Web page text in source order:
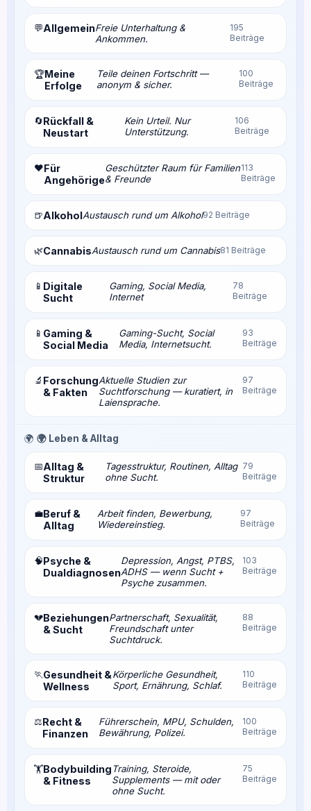
💬AllgemeinFreie Unterhaltung &
Ankommen.
195
Beiträge
🏆Meine
Erfolge
Teile deinen Fortschritt —
anonym & sicher.
100
Beiträge
🔄Rückfall &
Neustart
Kein Urteil. Nur
Unterstützung.
106
Beiträge
❤️Für
Angehörige
Geschützter Raum für Familien
& Freunde
113
Beiträge
🍺AlkoholAustausch rund um Alkohol92 Beiträge
🌿CannabisAustausch rund um Cannabis81 Beiträge
📱 Digitale
Sucht
Gaming, Social Media,
Internet
78
Beiträge
📱 Gaming &
Social Media
Gaming-Sucht, Social
Media, Internetsucht.
93
Beiträge
🔬 Forschung
& Fakten
Aktuelle Studien zur
Suchtforschung — kuratiert, in
Laiensprache.
97
Beiträge
🌍 🌍 Leben & Alltag
📅Alltag &
Struktur
Tagesstruktur, Routinen, Alltag
ohne Sucht.
79
Beiträge
💼Beruf &
Alltag
Arbeit finden, Bewerbung,
Wiedereinstieg.
97
Beiträge
🧠Psyche &
Dualdiagnosen
Depression, Angst, PTBS,
ADHS — wenn Sucht +
Psyche zusammen.
103
Beiträge
💔Beziehungen
& Sucht
Partnerschaft, Sexualität,
Freundschaft unter
Suchtdruck.
88
Beiträge
🏃Gesundheit &
Wellness
Körperliche Gesundheit,
Sport, Ernährung, Schlaf.
110
Beiträge
⚖️Recht &
Finanzen
Führerschein, MPU, Schulden,
Bewährung, Polizei.
100
Beiträge
🏋️Bodybuilding
& Fitness
Training, Steroide,
Supplements — mit oder
ohne Sucht.
75
Beiträge